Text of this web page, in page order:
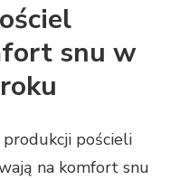
snu w
pościeli
na komfort snu